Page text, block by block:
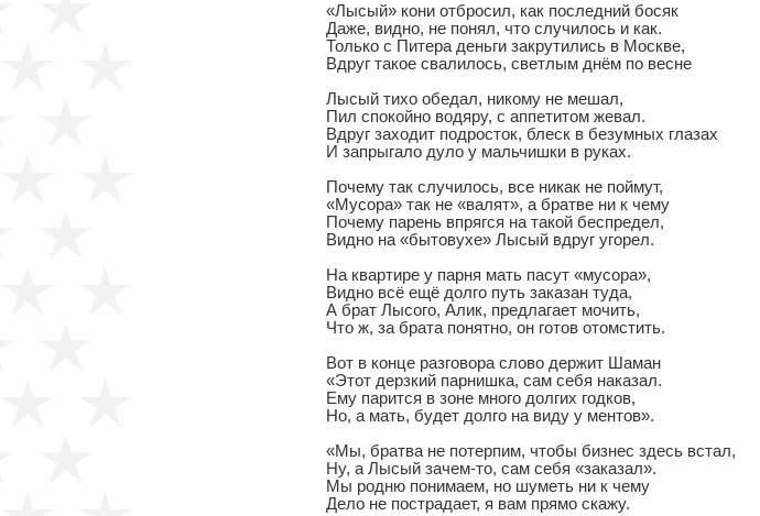
«Лысый» кони отбросил, как последний босяк
Даже, видно, не понял, что случилось и как.
Только с Питера деньги закрутились в Москве,
Вдруг такое свалилось, светлым днём по весне
Лысый тихо обедал, никому не мешал,
Пил спокойно водяру, с аппетитом жевал.
Вдруг заходит подросток, блеск в безумных глазах
И запрыгало дуло у мальчишки в руках.
Почему так случилось, все никак не поймут,
«Мусора» так не «валят», а братве ни к чему
Почему парень впрягся на такой беспредел,
Видно на «бытовухе» Лысый вдруг угорел.
На квартире у парня мать пасут «мусора»,
Видно всё ещё долго путь заказан туда,
А брат Лысого, Алик, предлагает мочить,
Что ж, за брата понятно, он готов отомстить.
Вот в конце разговора слово держит Шаман
«Этот дерзкий парнишка, сам себя наказал.
Ему парится в зоне много долгих годков,
Но, а мать, будет долго на виду у ментов».
«Мы, братва не потерпим, чтобы бизнес здесь встал,
Ну, а Лысый зачем-то, сам себя «заказал».
Мы родню понимаем, но шуметь ни к чему
Дело не пострадает, я вам прямо скажу.